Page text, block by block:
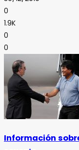
0
1.9K
0
0
Información